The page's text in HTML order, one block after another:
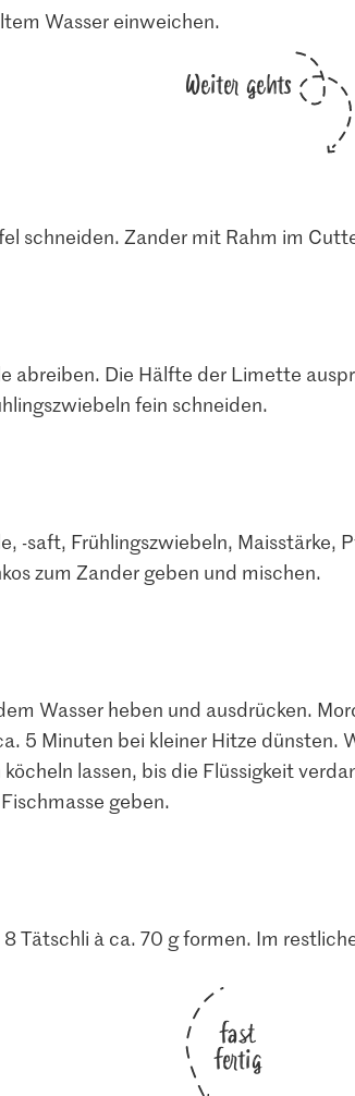
ganz
Wasser einweichen.
Weiter gehts
schneiden. Zander mit Rahm im
abreiben. Die Hälfte der Limette
fein schneiden.
-saft, Frühlingszwiebeln, Maisstärke,
zum Zander geben und mischen.
Wasser heben und ausdrücken.
5 Minuten bei kleiner Hitze dünsten.
köcheln lassen, bis die Flüssigkeit
geben.
8 Tätschli à ca. 70 g formen. Im
fast
fertig